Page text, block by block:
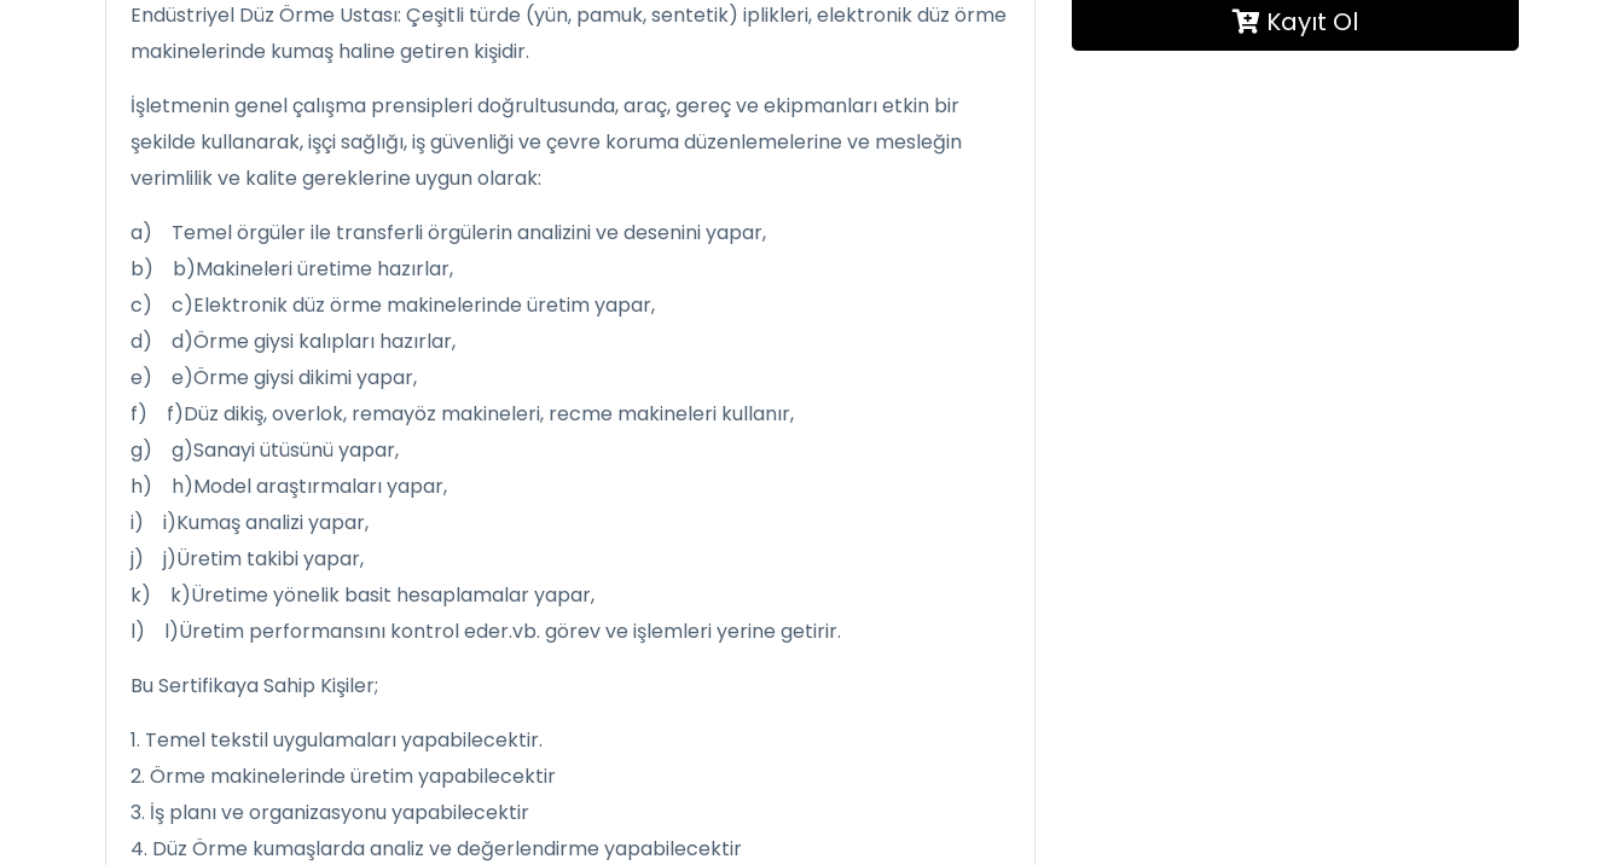
Endüstriyel Düz Örme Ustası: Çeşitli türde (yün, pamuk, sentetik) iplikleri, elektronik düz örme
makinelerinde kumaş haline getiren kişidir.
İşletmenin genel çalışma prensipleri doğrultusunda, araç, gereç ve ekipmanları etkin bir
şekilde kullanarak, işçi sağlığı, iş güvenliği ve çevre koruma düzenlemelerine ve mesleğin
verimlilik ve kalite gereklerine uygun olarak:
a) Temel örgüler ile transferli örgülerin analizini ve desenini yapar,
b) b)Makineleri üretime hazırlar,
c) c)Elektronik düz örme makinelerinde üretim yapar,
d) d)Örme giysi kalıpları hazırlar,
e) e)Örme giysi dikimi yapar,
f) f)Düz dikiş, overlok, remayöz makineleri, recme makineleri kullanır,
g) g)Sanayi ütüsünü yapar,
h) h)Model araştırmaları yapar,
i) i)Kumaş analizi yapar,
j) j)Üretim takibi yapar,
k) k)Üretime yönelik basit hesaplamalar yapar,
l) l)Üretim performansını kontrol eder.vb. görev ve işlemleri yerine getirir.
Bu Sertifikaya Sahip Kişiler;
1. Temel tekstil uygulamaları yapabilecektir.
2. Örme makinelerinde üretim yapabilecektir
3. İş planı ve organizasyonu yapabilecektir
4. Düz Örme kumaşlarda analiz ve değerlendirme yapabilecektir
Kayıt Ol